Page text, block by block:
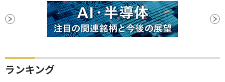
ランキング